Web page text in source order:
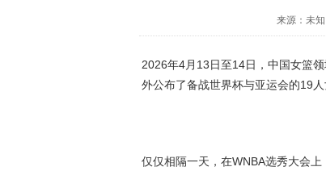
来源：未知
2026年4月13日至14日，中国女篮
外公布了备战世界杯与亚运会的19
仅仅相隔一天，在WNBA选秀大会